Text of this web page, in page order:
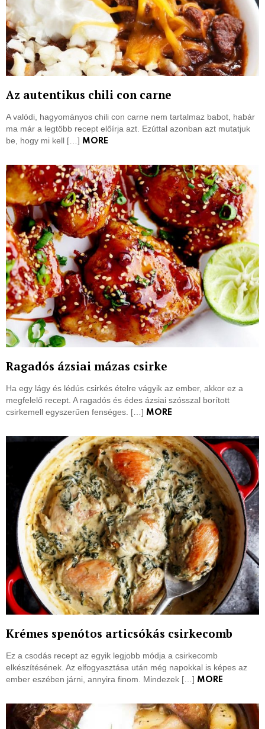
Az autentikus chili con carne
A valódi, hagyományos chili con carne nem tartalmaz babot, habár
ma már a legtöbb recept előírja azt. Ezúttal azonban azt mutatjuk
be, hogy mi kell […] MORE
Ragadós ázsiai mázas csirke
Ha egy lágy és lédús csirkés ételre vágyik az ember, akkor ez a
megfelelő recept. A ragadós és édes ázsiai szósszal borított
csirkemell egyszerűen fenséges. […] MORE
Krémes spenótos articsókás csirkecomb
Ez a csodás recept az egyik legjobb módja a csirkecomb
elkészítésének. Az elfogyasztása után még napokkal is képes az
ember eszében járni, annyira finom. Mindezek […] MORE